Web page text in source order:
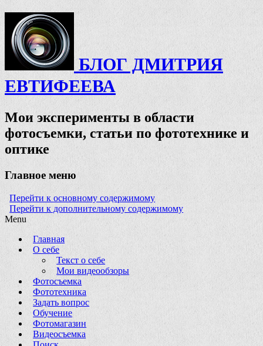
БЛОГ ДМИТРИЯ
ЕВТИФЕЕВА
Мои эксперименты в области
фотосъемки, статьи по фототехнике и
оптике
Главное меню
Перейти к основному содержимому
Перейти к дополнительному содержимому
Menu
Главная
О себе
Текст о себе
Мои видеообзоры
Фотосъемка
Фототехника
Задать вопрос
Обучение
Фотомагазин
Видеосъемка